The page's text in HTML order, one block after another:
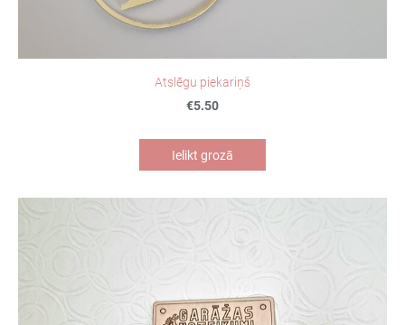
Atslēgu piekariņš
€5.50
Ielikt grozā